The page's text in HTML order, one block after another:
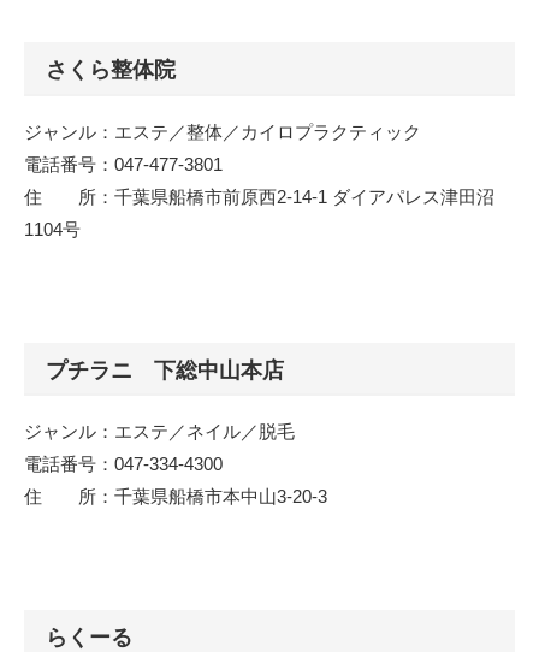
さくら整体院
ジャンル：エステ／整体／カイロプラクティック
電話番号：047-477-3801
住 所：千葉県船橋市前原西2-14-1 ダイアパレス津田沼
1104号
プチラニ 下総中山本店
ジャンル：エステ／ネイル／脱毛
電話番号：047-334-4300
住 所：千葉県船橋市本中山3-20-3
らくーる